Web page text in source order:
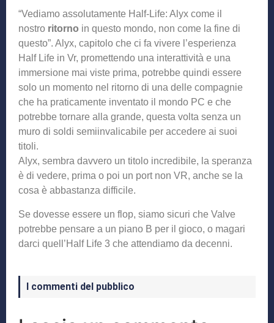
“Vediamo assolutamente Half-Life: Alyx come il
nostro ritorno in questo mondo, non come la fine di
questo”. Alyx, capitolo che ci fa vivere l’esperienza
Half Life in Vr, promettendo una interattività e una
immersione mai viste prima, potrebbe quindi essere
solo un momento nel ritorno di una delle compagnie
che ha praticamente inventato il mondo PC e che
potrebbe tornare alla grande, questa volta senza un
muro di soldi semiinvalicabile per accedere ai suoi
titoli.
Alyx, sembra davvero un titolo incredibile, la speranza
è di vedere, prima o poi un port non VR, anche se la
cosa è abbastanza difficile.
Se dovesse essere un flop, siamo sicuri che Valve
potrebbe pensare a un piano B per il gioco, o magari
darci quell’Half Life 3 che attendiamo da decenni.
I commenti del pubblico